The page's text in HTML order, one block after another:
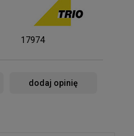
17974
dodaj opinię